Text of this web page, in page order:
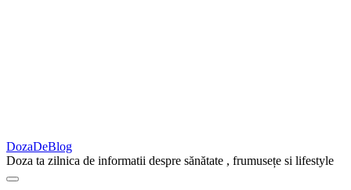
DozaDeBlog
Doza ta zilnica de informatii despre sănătate , frumusețe si lifestyle